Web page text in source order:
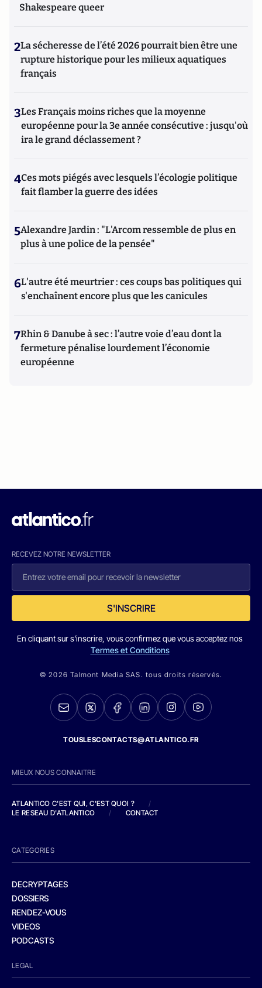
Shakespeare queer
2La sécheresse de l’été 2026 pourrait bien être une
rupture historique pour les milieux aquatiques
français
3Les Français moins riches que la moyenne
européenne pour la 3e année consécutive : jusqu'où
ira le grand déclassement ?
4Ces mots piégés avec lesquels l’écologie politique
fait flamber la guerre des idées
5Alexandre Jardin : "L'Arcom ressemble de plus en
plus à une police de la pensée"
6L'autre été meurtrier : ces coups bas politiques qui
s'enchaînent encore plus que les canicules
7Rhin & Danube à sec : l’autre voie d’eau dont la
fermeture pénalise lourdement l’économie
européenne
RECEVEZ NOTRE NEWSLETTER
S'INSCRIRE
En cliquant sur s'inscrire, vous confirmez que vous acceptez nos
Termes et Conditions
© 2026 Talmont Media SAS. tous droits réservés.
TOUSLESCONTACTS@ATLANTICO.FR
MIEUX NOUS CONNAITRE
ATLANTICO C'EST QUI, C'EST QUOI ?
/
LE RESEAU D'ATLANTICO
/ CONTACT
CATEGORIES
DECRYPTAGES
DOSSIERS
RENDEZ-VOUS
VIDEOS
PODCASTS
LEGAL